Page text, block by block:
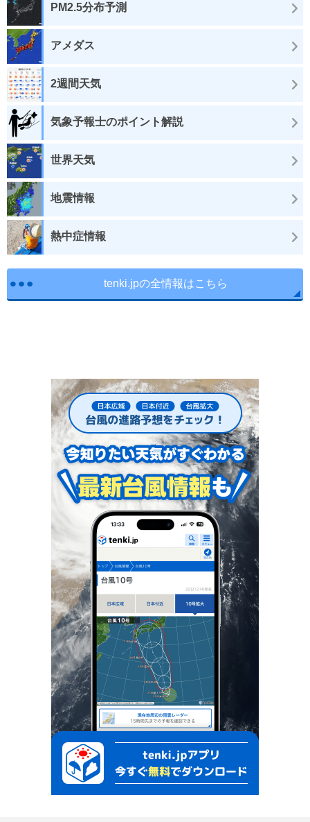
PM2.5分布予測
アメダス
2週間天気
気象予報士のポイント解説
世界天気
地震情報
熱中症情報
tenki.jpの全情報はこちら